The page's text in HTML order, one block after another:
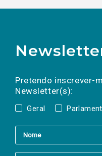
Pretendo inscrever-
Newsletter(s):
Geral
a(s) newsletter(s).
mail